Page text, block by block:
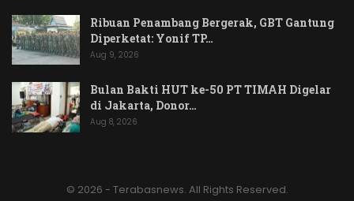
Ribuan Penambang Bergerak, GBT Gantung
Diperketat: Yonif TP…
Aug 9, 2026
Bulan Bakti HUT ke-50 PT TIMAH Digelar
di Jakarta, Donor…
Aug 8, 2026
© 2026 - Terabasnews. All Rights Reserved.